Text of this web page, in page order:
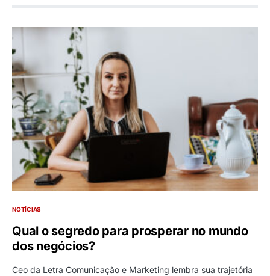
NOTÍCIAS
Qual o segredo para prosperar no mundo
dos negócios?
Ceo da Letra Comunicação e Marketing lembra sua trajetória